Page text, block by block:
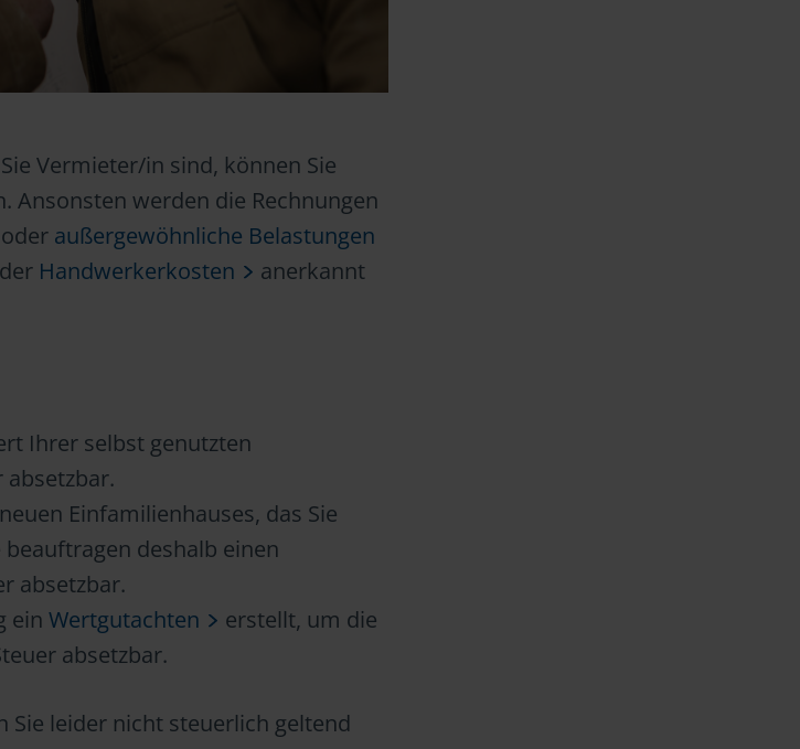
Vermieter/in sind, können Sie
Ansonsten werden die Rechnungen
oder außergewöhnliche Belastungen
Handwerkerkosten
anerkannt
Ihrer selbst genutzten
absetzbar.
Einfamilienhauses, das Sie
deshalb einen
absetzbar.
ein Wertgutachten
erstellt, um die
absetzbar.
Sie leider nicht steuerlich geltend